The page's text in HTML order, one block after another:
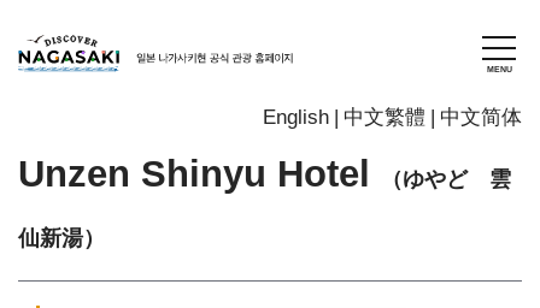
English 中文繁體 中文简体
Unzen Shinyu Hotel （ゆやど 雲
仙新湯）